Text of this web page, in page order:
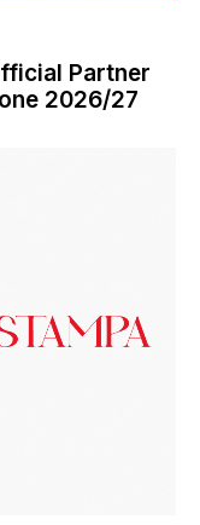
Partner
2026/27